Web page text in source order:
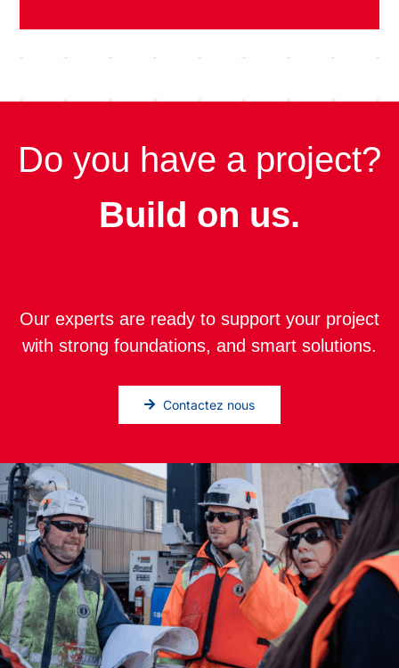
Do you have a project?
Build on us.
Our experts are ready to support your project
with strong foundations, and smart solutions.
Contactez nous